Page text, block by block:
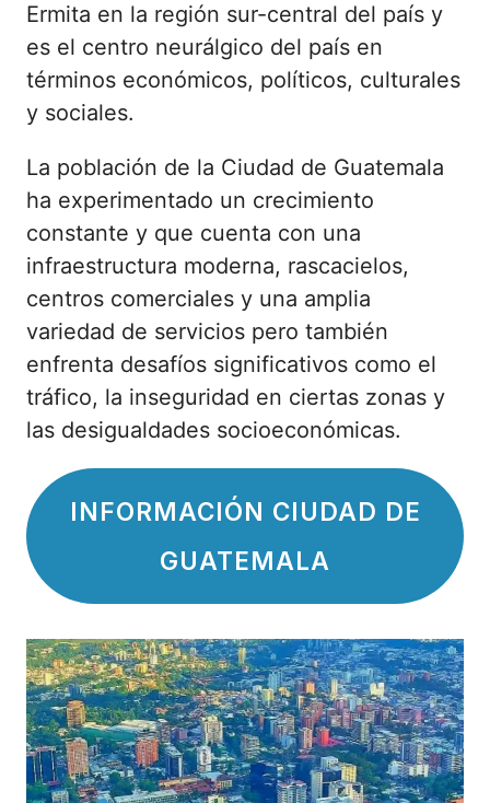
Ermita en la región sur-central del país y
es el centro neurálgico del país en
términos económicos, políticos, culturales
y sociales.
La población de la Ciudad de Guatemala
ha experimentado un crecimiento
constante y que cuenta con una
infraestructura moderna, rascacielos,
centros comerciales y una amplia
variedad de servicios pero también
enfrenta desafíos significativos como el
tráfico, la inseguridad en ciertas zonas y
las desigualdades socioeconómicas.
INFORMACIÓN CIUDAD DE
GUATEMALA